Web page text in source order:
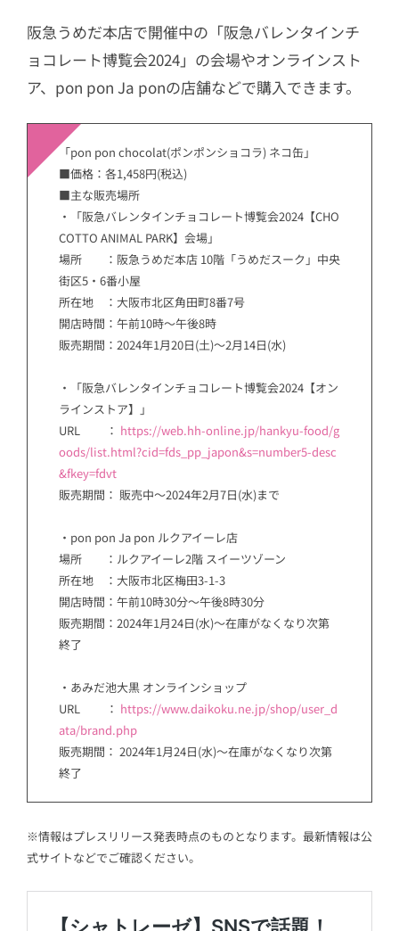
阪急うめだ本店で開催中の「阪急バレンタインチ
ョコレート博覧会2024」の会場やオンラインスト
ア、pon pon Ja ponの店舗などで購入できます。
「pon pon chocolat(ポンポンショコラ) ネコ缶」
■価格：各1,458円(税込)
■主な販売場所
・「阪急バレンタインチョコレート博覧会2024【CHO
COTTO ANIMAL PARK】会場」
場所 ：阪急うめだ本店 10階「うめだスーク」中央
街区5・6番小屋
所在地 ：大阪市北区角田町8番7号
開店時間：午前10時～午後8時
販売期間：2024年1月20日(土)～2月14日(水)
・「阪急バレンタインチョコレート博覧会2024【オン
ラインストア】」
URL ： https://web.hh-online.jp/hankyu-food/g
oods/list.html?cid=fds_pp_japon&s=number5-desc
&fkey=fdvt
販売期間： 販売中～2024年2月7日(水)まで
・pon pon Ja pon ルクアイーレ店
場所 ：ルクアイーレ2階 スイーツゾーン
所在地 ：大阪市北区梅田3-1-3
開店時間：午前10時30分～午後8時30分
販売期間：2024年1月24日(水)～在庫がなくなり次第
終了
・あみだ池大黒 オンラインショップ
URL ： https://www.daikoku.ne.jp/shop/user_d
ata/brand.php
販売期間： 2024年1月24日(水)～在庫がなくなり次第
終了
※情報はプレスリリース発表時点のものとなります。最新情報は公
式サイトなどでご確認ください。